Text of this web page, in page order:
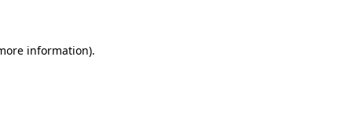
information).